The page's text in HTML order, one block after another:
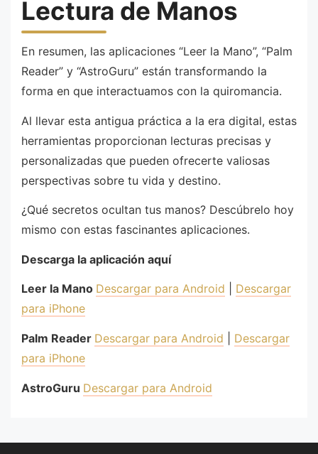
Lectura de Manos
En resumen, las aplicaciones “Leer la Mano”, “Palm
Reader” y “AstroGuru” están transformando la
forma en que interactuamos con la quiromancia.
Al llevar esta antigua práctica a la era digital, estas
herramientas proporcionan lecturas precisas y
personalizadas que pueden ofrecerte valiosas
perspectivas sobre tu vida y destino.
¿Qué secretos ocultan tus manos? Descúbrelo hoy
mismo con estas fascinantes aplicaciones.
Descarga la aplicación aquí
Leer la Mano Descargar para Android
Descargar
para iPhone
Palm Reader Descargar para Android
Descargar
para iPhone
AstroGuru Descargar para Android